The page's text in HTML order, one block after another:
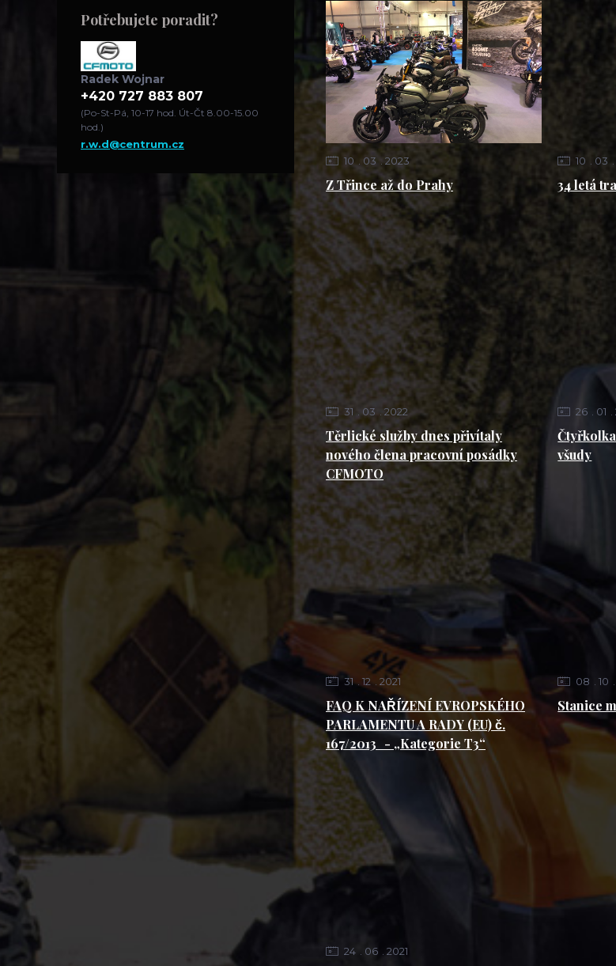
Potřebujete poradit?
Radek Wojnar
+420 727 883 807
(Po-St-Pá, 10-17 hod. Út-Čt 8.00-15.00
hod.)
r.w.d@centrum.cz
Z Třince až do Prahy
10 03 2023
34 letá
10 03
Těrlické služby dnes přivítaly
nového člena pracovní posádky
CFMOTO
31 03 2022
všudy
26 01
FAQ K NAŘÍZENÍ EVROPSKÉHO
PARLAMENTU A RADY (EU) č.
167/2013 - „Kategorie T3“
31 12 2021
Stanice
08 10
24 06 2021